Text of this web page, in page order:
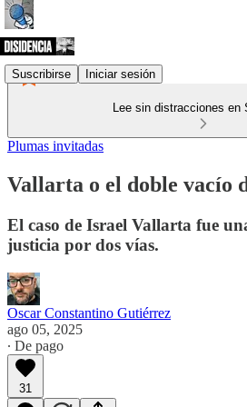
Suscribirse Iniciar sesión
Lee sin distracciones en
Plumas invitadas
Vallarta o el doble vacío
El caso de Israel Vallarta fue
justicia por dos vías.
Oscar Constantino Gutiérrez
ago 05, 2025
∙ De pago
31